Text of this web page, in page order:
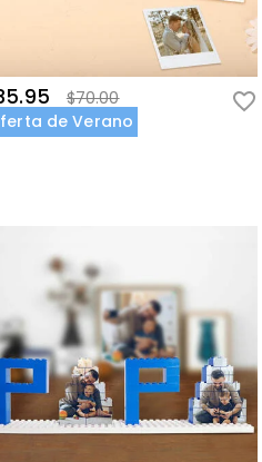
$70.00
de Verano